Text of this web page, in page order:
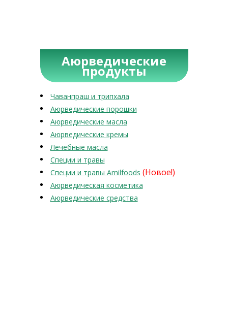
Аюрведические
продукты
Чаванпраш и трипхала
Аюрведические порошки
Аюрведические масла
Аюрведические кремы
Лечебные масла
Специи и травы
Специи и травы Amilfoods (Новое!)
Аюрведическая косметика
Аюрведические средства